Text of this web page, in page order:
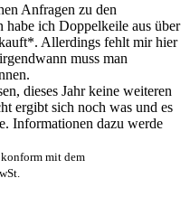
Anfragen zu den
ich Doppelkeile aus über
Allerdings fehlt mir hier
muss man
dieses Jahr keine weiteren
ergibt sich noch was und es
Informationen dazu werde
mit dem